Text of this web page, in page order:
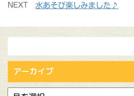
NEXT 水あそび楽しみました♪
アーカイブ